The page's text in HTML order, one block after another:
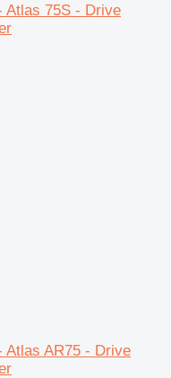
Atlas 75S - Drive
Atlas AR75 - Drive